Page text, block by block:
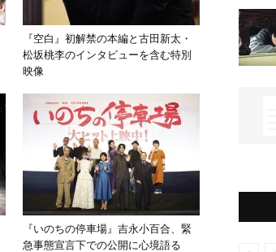
『空白』初解禁の本編と古田新太・
松坂桃李のインタビューを含む特別
映像
『いのちの停車場』吉永小百合、緊
急事態宣言下での公開に心境語る